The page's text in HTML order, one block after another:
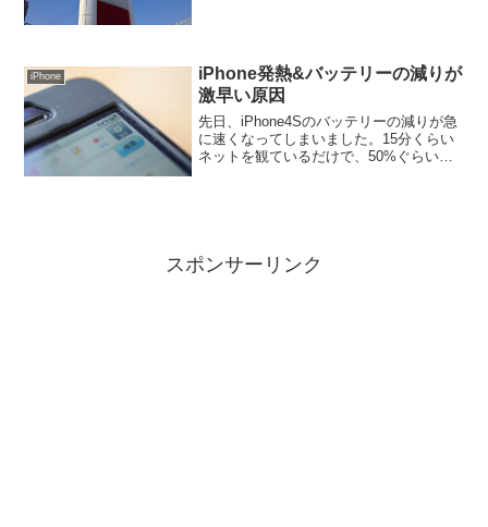
iPhone
iPhone発熱&バッテリーの減りが
激早い原因
先日、iPhone4Sのバッテリーの減りが急
に速くなってしまいました。15分くらい
ネットを観ているだけで、50%ぐらいバ
スポンサーリンク